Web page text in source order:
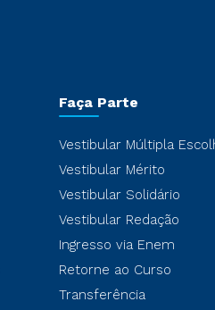
Faça Parte
Vestibular Múltipla
Vestibular Mérito
Vestibular Solidário
Vestibular Redação
Ingresso via Enem
Retorne ao Curso
Transferência